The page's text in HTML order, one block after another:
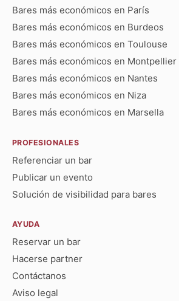
Bares más económicos en París
Bares más económicos en Burdeos
Bares más económicos en Toulouse
Bares más económicos en Montpellier
Bares más económicos en Nantes
Bares más económicos en Niza
Bares más económicos en Marsella
PROFESIONALES
Referenciar un bar
Publicar un evento
Solución de visibilidad para bares
AYUDA
Reservar un bar
Hacerse partner
Contáctanos
Aviso legal